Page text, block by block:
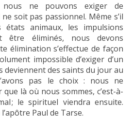
nous ne pouvons exiger de
ne soit pas passionnel. Même s’il
animaux, les impulsions
être éliminés, nous devons
élimination s’effectue de façon
impossible d’exiger d’un
deviennent des saints du jour au
pas le choix : nous ne
là où nous sommes, c’est-à-
; le spirituel viendra ensuite.
Paul de Tarse.